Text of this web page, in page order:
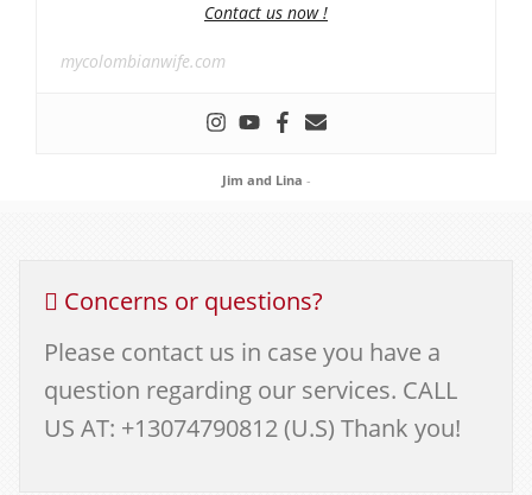
Contact us now !
mycolombianwife.com
Jim and Lina -
Concerns or questions?
Please contact us in case you have a
question regarding our services. CALL
US AT: +13074790812 (U.S) Thank you!